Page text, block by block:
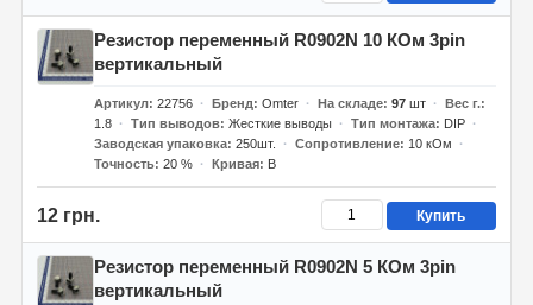
Резистор переменный R0902N 10 КОм 3pin
вертикальный
Артикул 22756 Бренд Omter На складе 97шт
Вес г.
1.8
Тип выводов Жесткие выводы Тип монтажа
DIP
Заводская упаковка 250шт. Сопротивление
10 кОм
Точность 20 % Кривая B
12 грн. Купить
Резистор переменный R0902N 5 КОм 3pin
вертикальный